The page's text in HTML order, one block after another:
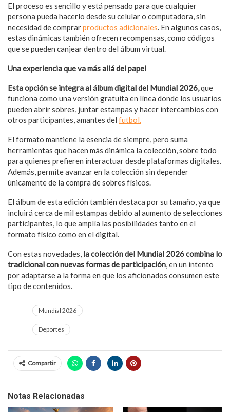
El proceso es sencillo y está pensado para que cualquier
persona pueda hacerlo desde su celular o computadora, sin
necesidad de comprarproductos adicionales. En algunos casos,
estas dinámicas también ofrecen recompensas, como códigos
que se pueden canjear dentro del álbum virtual.
Una experiencia que va más allá del papel
Esta opción se integra al álbum digital del Mundial 2026,que
funciona como una versión gratuita en línea donde los usuarios
pueden abrir sobres, juntar estampas y hacer intercambios con
otros participantes, amantes del futbol.
El formato mantiene la esencia de siempre, pero suma
herramientas que hacen más dinámica la colección, sobre todo
para quienes prefieren interactuar desde plataformas digitales.
Además, permite avanzar en la colección sin depender
únicamente de la compra de sobres físicos.
El álbum de esta edición también destaca por su tamaño, ya que
incluirá cerca de mil estampas debido al aumento de selecciones
participantes, lo que amplía las posibilidades tanto en el
formato físico como en el digital.
Con estas novedades, la colección del Mundial 2026 combina lo
tradicional con nuevas formas de participación, en un intento
por adaptarse a la forma en que los aficionados consumen este
tipo de contenidos.
Mundial 2026
Deportes
Compartir
Notas Relacionadas